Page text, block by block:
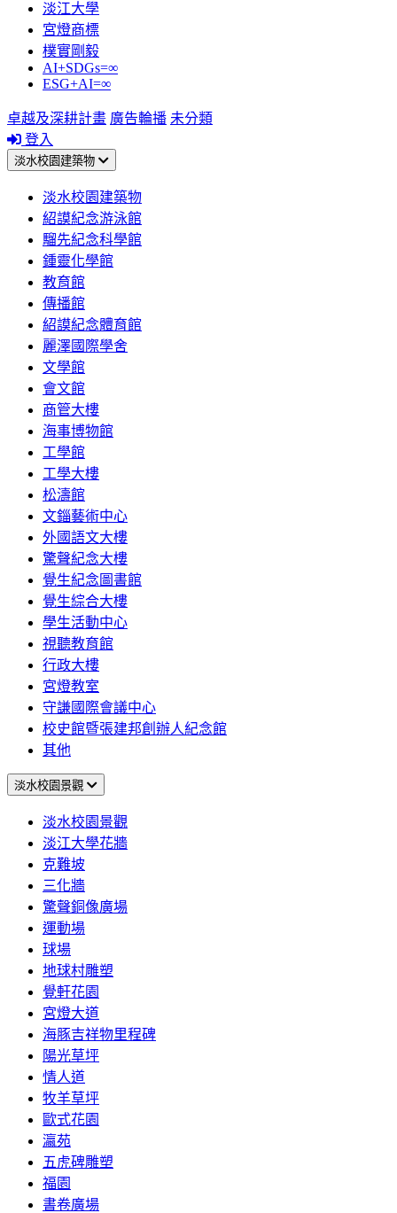
淡江大學
宮燈商標
樸實剛毅
AI+SDGs=∞
ESG+AI=∞
卓越及深耕計畫 廣告輪播 未分類
登入
淡水校園建築物
淡水校園建築物
紹謨紀念游泳館
騮先紀念科學館
鍾靈化學館
教育館
傳播館
紹謨紀念體育館
麗澤國際學舍
文學館
會文館
商管大樓
海事博物館
工學館
工學大樓
松濤館
文錙藝術中心
外國語文大樓
驚聲紀念大樓
覺生紀念圖書館
覺生綜合大樓
學生活動中心
視聽教育館
行政大樓
宮燈教室
守謙國際會議中心
校史館暨張建邦創辦人紀念館
其他
淡水校園景觀
淡水校園景觀
淡江大學花牆
克難坡
三化牆
驚聲銅像廣場
運動場
球場
地球村雕塑
覺軒花園
宮燈大道
海豚吉祥物里程碑
陽光草坪
情人道
牧羊草坪
歐式花園
瀛苑
五虎碑雕塑
福園
書卷廣場